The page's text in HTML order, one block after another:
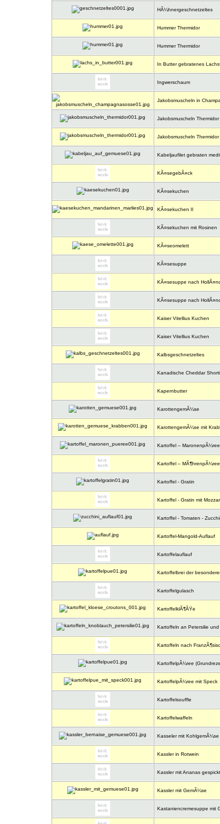
HÃ¼hnergeschnetzeltes
Hummer Thermidor
Hummer Thermidor
In Butter gebratenes
Ingwerschaum
Jakobsmuscheln in
Jakobsmuscheln Thermidor
Jakobsmuscheln Thermidor
Kabeljaufilet gebraten
KÃ¤segebÃ¤ck
KÃ¤sekuchen
KÃ¤sekuchen II
KÃ¤sekuchen mit Rosinen
KÃ¤seomelett
KÃ¤sesuppe
KÃ¤sesuppe nach
KÃ¤sesuppe nach
Kaiser Vitellius Kuchen
Kaiser Vitellius Kuchen
Kalbsgeschnetzeltes
Kanadische Cheddar
Kapernbutter
KarottengemÃ¼se
KarottengemÃ¼se mit
Kartoffel – MaronenpÃ¼ree
Kartoffel – MÃ¶hrenpÃ¼ree
Kartoffel - Gratin
Kartoffel - Gratin mit
Kartoffel - Tomaten -
Kartoffel-Mangold-Auflauf
Kartoffelauflauf
Kartoffelbrei der
Kartoffelgulasch
KartoffelklÃ¶ÃŸe
Kartoffeln an Petersilie
Kartoffeln nach
KartoffelpÃ¼ree
KartoffelpÃ¼ree mit Speck
Kartoffelsouffle
Kartoffelwaffeln
Kasseler mit
Kassler in Rotwein
Kassler mit Ananas gespickt
Kassler mit GemÃ¼se
Kastaniencremesuppe mit